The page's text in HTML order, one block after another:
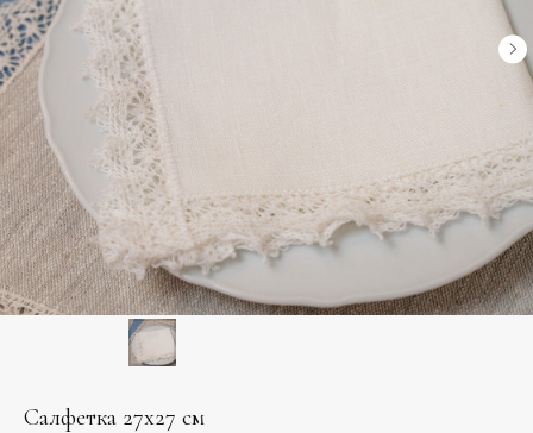
Салфетка 27х27 см